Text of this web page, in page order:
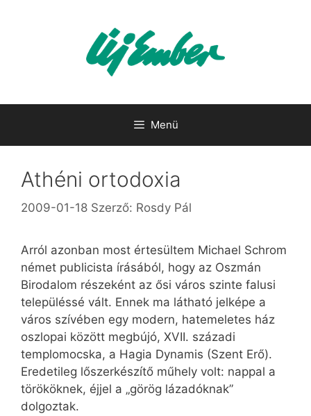
Menü
Athéni ortodoxia
2009-01-18 Szerző: Rosdy Pál
Arról azonban most értesültem Michael Schrom
német publicista írásából, hogy az Oszmán
Birodalom részeként az ősi város szinte falusi
településsé vált. Ennek ma látható jelképe a
város szívében egy modern, hatemeletes ház
oszlopai között megbújó, XVII. századi
templomocska, a Hagia Dynamis (Szent Erő).
Eredetileg lőszerkészítő műhely volt: nappal a
törököknek, éjjel a „görög lázadóknak”
dolgoztak.